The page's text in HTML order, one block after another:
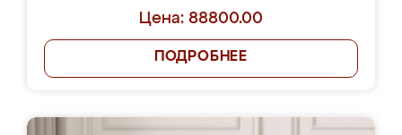
Цена: 88800.00
ПОДРОБНЕЕ